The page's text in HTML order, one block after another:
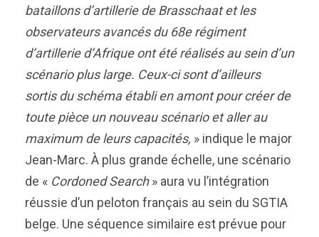
bataillons d’artillerie de Brasschaat et les
observateurs avancés du 68e régiment
d’artillerie d’Afrique ont été réalisés au sein d’un
scénario plus large. Ceux-ci sont d’ailleurs
sortis du schéma établi en amont pour créer de
toute pièce un nouveau scénario et aller au
maximum de leurs capacités, » indique le major
Jean-Marc. À plus grande échelle, une scénario
de « Cordoned Search» aura vu l’intégration
réussie d’un peloton français au sein du SGTIA
belge. Une séquence similaire est prévue pour